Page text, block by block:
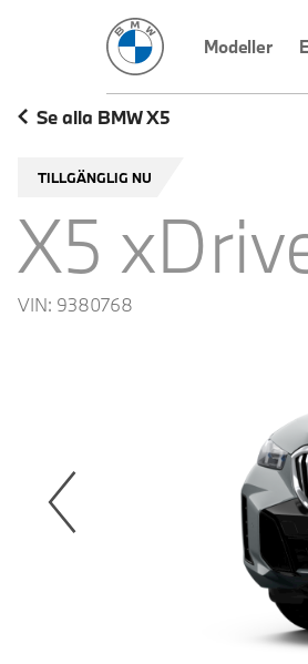
BMW Sverige
Modeller
Se alla BMW X5
TILLGÄNGLIG NU
X5
VIN: 9380768